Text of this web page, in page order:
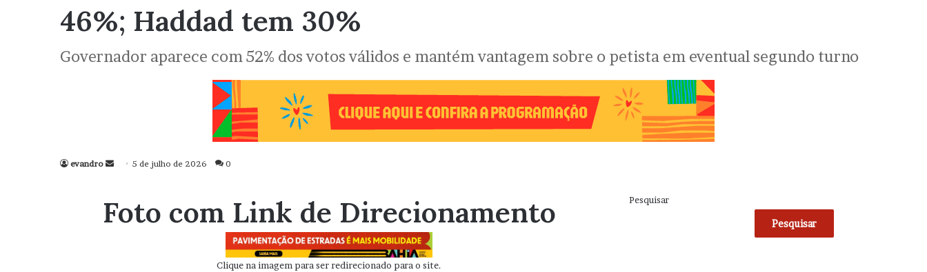
46%; Haddad tem 30%
Governador aparece com 52% dos votos válidos e mantém vantagem sobre o petista em eventual segundo turno
evandro
Mande
mail
5 de julho de 2026 0
Foto com Link de Direcionamento
Clique na imagem para ser redirecionado para o site.
Pesquisar
Pesquisar